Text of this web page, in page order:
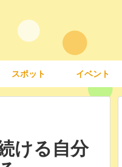
スポット イベント
ける自分